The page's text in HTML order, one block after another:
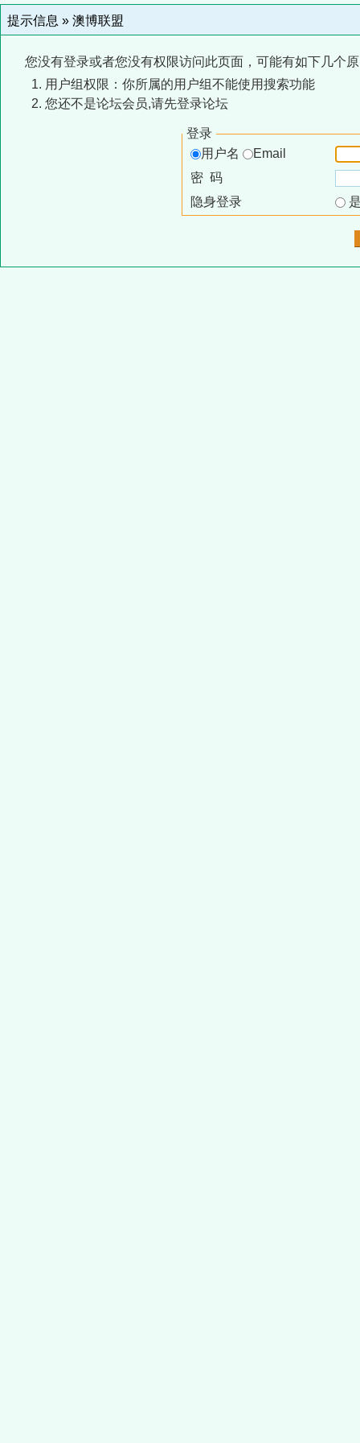
提示信息 » 澳博联盟
您没有登录或者您没有权限访问此页面，可能有如下几个
用户组权限：你所属的用户组不能使用搜索功能
您还不是论坛会员,请先登录论坛
登录
用户名
Email
密 码
隐身登录